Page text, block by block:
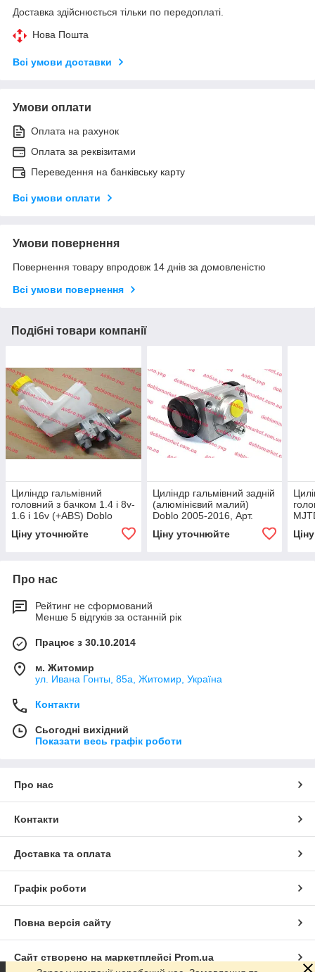
Доставка здійснюється тільки по передоплаті.
Нова Пошта
Всі умови доставки
Умови оплати
Оплата на рахунок
Оплата за реквізитами
Переведення на банківську карту
Всі умови оплати
Умови повернення
Повернення товару впродовж 14 днів за домовленістю
Всі умови повернення
Подібні товари компанії
Циліндр гальмівний
головний з бачком 1.4 i 8v-
1.6 i 16v (+ABS) Doblo
2005-2016, Арт. 77363967,
77363967, FIAT
Ціну уточнюйте
Циліндр гальмівний задній
(алюмінієвий малий)
Doblo 2005-2016, Арт.
90277, 77363849, AKRON
Ціну уточнюйте
Арт.
Про нас
Рейтинг не сформований
Менше 5 відгуків за останній рік
Працює з 30.10.2014
м. Житомир
ул. Ивана Гонты, 85а, Житомир, Україна
Контакти
Сьогодні вихідний
Показати весь графік роботи
Про нас
Контакти
Доставка та оплата
Графік роботи
Повна версія сайту
Сайт створено на маркетплейсі Prom.ua